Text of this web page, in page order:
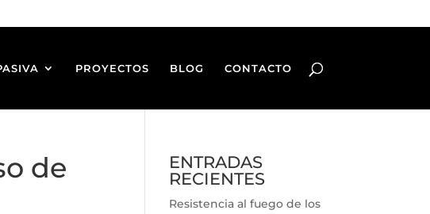
PROYECTOS BLOG CONTACTO
de
ENTRADAS
RECIENTES
Resistencia al fuego de los